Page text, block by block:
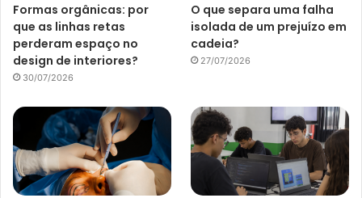
Formas orgânicas: por
que as linhas retas
perderam espaço no
design de interiores?
30/07/2026
O que separa uma falha
isolada de um prejuízo em
cadeia?
27/07/2026